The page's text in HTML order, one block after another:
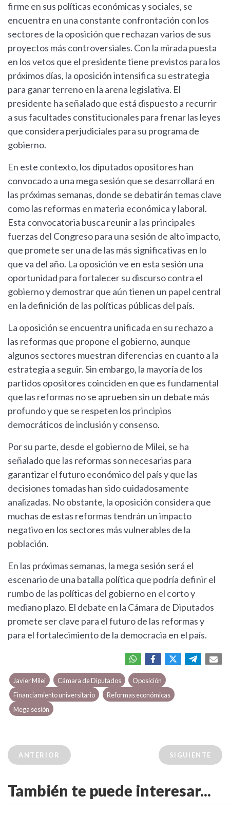
firme en sus políticas económicas y sociales, se
encuentra en una constante confrontación con los
sectores de la oposición que rechazan varios de sus
proyectos más controversiales. Con la mirada puesta
en los vetos que el presidente tiene previstos para los
próximos días, la oposición intensifica su estrategia
para ganar terreno en la arena legislativa. El
presidente ha señalado que está dispuesto a recurrir
a sus facultades constitucionales para frenar las leyes
que considera perjudiciales para su programa de
gobierno.
En este contexto, los diputados opositores han
convocado a una mega sesión que se desarrollará en
las próximas semanas, donde se debatirán temas clave
como las reformas en materia económica y laboral.
Esta convocatoria busca reunir a las principales
fuerzas del Congreso para una sesión de alto impacto,
que promete ser una de las más significativas en lo
que va del año. La oposición ve en esta sesión una
oportunidad para fortalecer su discurso contra el
gobierno y demostrar que aún tienen un papel central
en la definición de las políticas públicas del país.
La oposición se encuentra unificada en su rechazo a
las reformas que propone el gobierno, aunque
algunos sectores muestran diferencias en cuanto a la
estrategia a seguir. Sin embargo, la mayoría de los
partidos opositores coinciden en que es fundamental
que las reformas no se aprueben sin un debate más
profundo y que se respeten los principios
democráticos de inclusión y consenso.
Por su parte, desde el gobierno de Milei, se ha
señalado que las reformas son necesarias para
garantizar el futuro económico del país y que las
decisiones tomadas han sido cuidadosamente
analizadas. No obstante, la oposición considera que
muchas de estas reformas tendrán un impacto
negativo en los sectores más vulnerables de la
población.
En las próximas semanas, la mega sesión será el
escenario de una batalla política que podría definir el
rumbo de las políticas del gobierno en el corto y
mediano plazo. El debate en la Cámara de Diputados
promete ser clave para el futuro de las reformas y
para el fortalecimiento de la democracia en el país.
Javier Milei Cámara de Diputados
Oposición
Financiamiento universitario
Reformas económicas
Mega sesión
ANTERIOR SIGUIENTE
También te puede interesar...